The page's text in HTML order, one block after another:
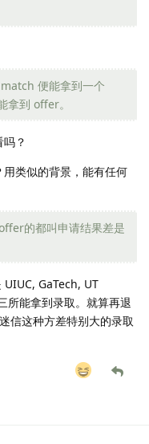
便能拿到一个
拿到 offer。
？
类似的背景，能有任何
的都叫申请结果差是
UIUC, GaTech, UT
所能拿到录取。就算再退
信这种方差特别大的录取